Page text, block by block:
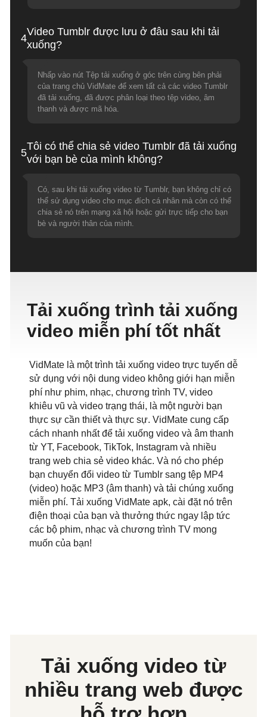
4
Video Tumblr được lưu ở đâu sau khi tải
xuống?
Nhấp vào nút Tệp tải xuống ở góc trên cùng bên phải
của trang chủ VidMate để xem tất cả các video Tumblr
đã tải xuống, đã được phân loại theo tệp video, âm
thanh và được mã hóa.
5
Tôi có thể chia sẻ video Tumblr đã tải xuống
với bạn bè của mình không?
Có, sau khi tải xuống video từ Tumblr, bạn không chỉ có
thể sử dụng video cho mục đích cá nhân mà còn có thể
chia sẻ nó trên mạng xã hội hoặc gửi trực tiếp cho bạn
bè và người thân của mình.
Tải xuống trình tải xuống
video miễn phí tốt nhất
VidMate là một trình tải xuống video trực tuyến dễ
sử dụng với nội dung video không giới hạn miễn
phí như phim, nhạc, chương trình TV, video
khiêu vũ và video trạng thái, là một người bạn
thực sự cần thiết và thực sự. VidMate cung cấp
cách nhanh nhất để tải xuống video và âm thanh
từ YT, Facebook, TikTok, Instagram và nhiều
trang web chia sẻ video khác. Và nó cho phép
bạn chuyển đổi video từ Tumblr sang tệp MP4
(video) hoặc MP3 (âm thanh) và tải chúng xuống
miễn phí. Tải xuống VidMate apk, cài đặt nó trên
điện thoại của bạn và thưởng thức ngay lập tức
các bộ phim, nhạc và chương trình TV mong
muốn của bạn!
Tải xuống video từ
nhiều trang web được